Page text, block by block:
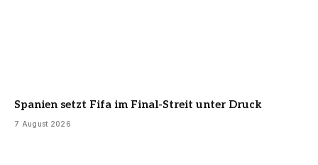
Spanien setzt Fifa im Final-Streit unter Druck
7 August 2026